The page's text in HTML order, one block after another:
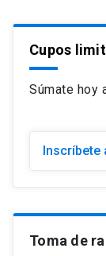
Cupos
Súmate hoy
Inscríbete
Toma de